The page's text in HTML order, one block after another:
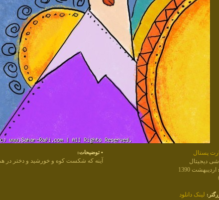
پستال
دیجیتال
اردیبهشت 1390
لينک دانلود
• توضيحات:
آینه که شکست کوه و خورشید و دختر در